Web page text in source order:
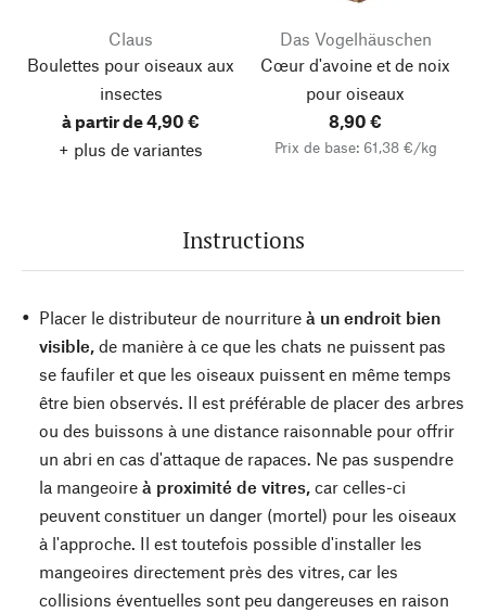
Claus
Boulettes pour oiseaux aux
insectes
à partir de 4,90 €
+ plus de variantes
Das Vogelhäuschen
Cœur d'avoine et de noix
pour oiseaux
8,90 €
Prix de base: 61,38 €/kg
Instructions
Placer le distributeur de nourriture à un endroit bien
visible, de manière à ce que les chats ne puissent pas
se faufiler et que les oiseaux puissent en même temps
être bien observés. Il est préférable de placer des arbres
ou des buissons à une distance raisonnable pour offrir
un abri en cas d'attaque de rapaces. Ne pas suspendre
la mangeoire à proximité de vitres, car celles-ci
peuvent constituer un danger (mortel) pour les oiseaux
à l'approche. Il est toutefois possible d'installer les
mangeoires directement près des vitres, car les
collisions éventuelles sont peu dangereuses en raison